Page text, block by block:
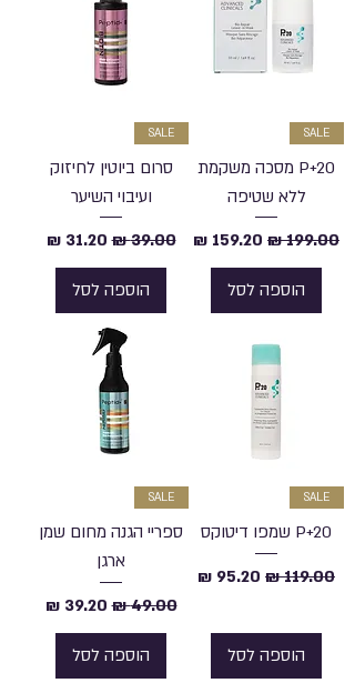
SALE
P+20 מסכה משקמת
ללא שטיפה
מחיר רגיל מחיר מבצע
הוספה לסל
SALE
סרום ביוטין לחיזוק
ועיבוי השיער
מחיר רגיל‏39.00 ‏₪ מחיר מבצע
הוספה לסל
SALE
P+20 שמפו דיטוקס
מחיר רגיל מחיר מבצע
הוספה לסל
SALE
ספריי הגנה מחום שמן
ארגן
מחיר רגיל‏49.00 ‏₪ מחיר מבצע
הוספה לסל